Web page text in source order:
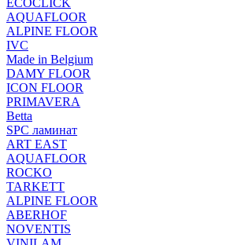
ECOCLICK
AQUAFLOOR
ALPINE FLOOR
IVC
Made in Belgium
DAMY FLOOR
ICON FLOOR
PRIMAVERA
Betta
SPC ламинат
ART EAST
AQUAFLOOR
ROCKO
TARKETT
ALPINE FLOOR
ABERHOF
NOVENTIS